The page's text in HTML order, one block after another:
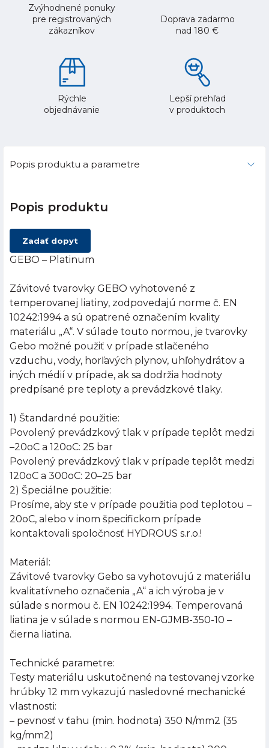
Zvýhodnené ponuky
pre registrovaných
zákazníkov
Doprava zadarmo
nad 180 €
Rýchle
objednávanie
Lepší prehľad
v produktoch
Popis produktu a parametre
Popis produktu
Zadať dopyt
GEBO – Platinum
Závitové tvarovky GEBO vyhotovené z
temperovanej liatiny, zodpovedajú norme č. EN
10242:1994 a sú opatrené označením kvality
materiálu „A“. V súlade touto normou, je tvarovky
Gebo možné použiť v prípade stlačeného
vzduchu, vody, horľavých plynov, uhľohydrátov a
iných médií v prípade, ak sa dodržia hodnoty
predpísané pre teploty a prevádzkové tlaky.
1) Štandardné použitie:
Povolený prevádzkový tlak v prípade teplôt medzi
–20oC a 120oC: 25 bar
Povolený prevádzkový tlak v prípade teplôt medzi
120oC a 300oC: 20–25 bar
2) Špeciálne použitie:
Prosíme, aby ste v prípade použitia pod teplotou –
20oC, alebo v inom špecifickom prípade
kontaktovali spoločnosť HYDROUS s.r.o.!
Materiál:
Závitové tvarovky Gebo sa vyhotovujú z materiálu
kvalitatívneho označenia „A“ a ich výroba je v
súlade s normou č. EN 10242:1994. Temperovaná
liatina je v súlade s normou EN-GJMB-350-10 –
čierna liatina.
Technické parametre:
Testy materiálu uskutočnené na testovanej vzorke
hrúbky 12 mm vykazujú nasledovné mechanické
vlastnosti:
– pevnosť v ťahu (min. hodnota) 350 N/mm2 (35
kg/mm2)